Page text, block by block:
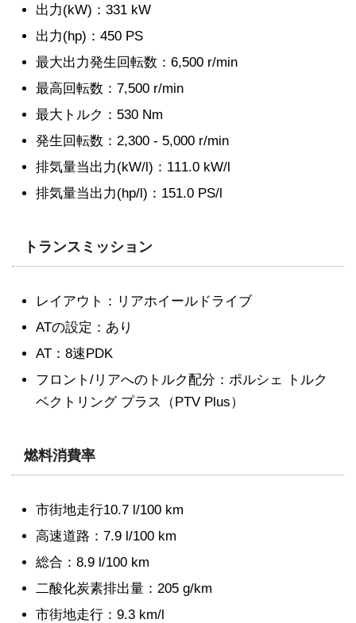
出力(kW)：331 kW
出力(hp)：450 PS
最大出力発生回転数：6,500 r/min
最高回転数：7,500 r/min
最大トルク：530 Nm
発生回転数：2,300 - 5,000 r/min
排気量当出力(kW/l)：111.0 kW/l
排気量当出力(hp/l)：151.0 PS/l
トランスミッション
レイアウト：リアホイールドライブ
ATの設定：あり
AT：8速PDK
フロント/リアへのトルク配分：ポルシェ トルク
ベクトリング プラス（PTV Plus）
燃料消費率
市街地走行10.7 l/100 km
高速道路：7.9 l/100 km
総合：8.9 l/100 km
二酸化炭素排出量：205 g/km
市街地走行：9.3 km/l